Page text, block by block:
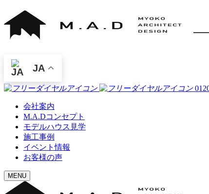
JA
会社案内
M.A.Dコンセプト
モデルハウス見学
施工事例
イベント情報
お客様の声
MENU